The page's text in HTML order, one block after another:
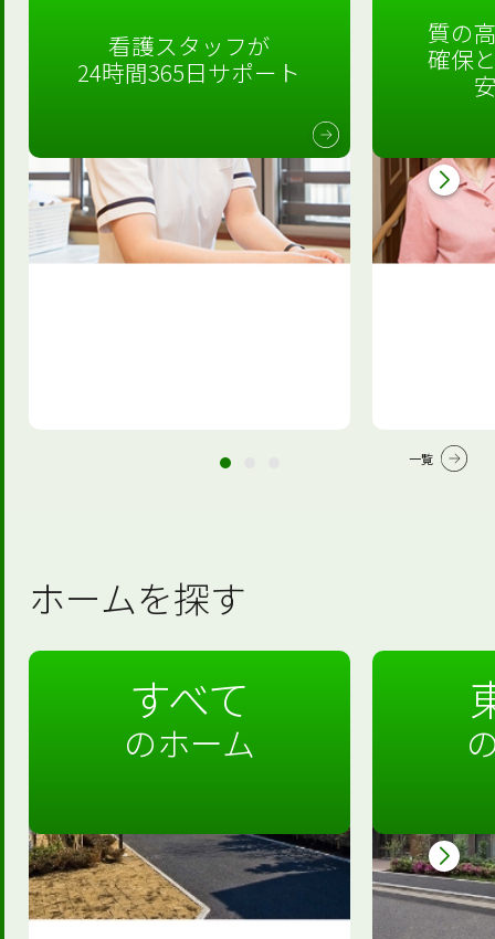
看護スタッフが
24時間365日サポート
質の
確保
一覧
ホームを探す
すべて
のホーム